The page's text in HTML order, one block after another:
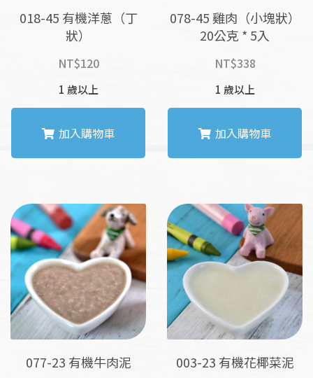
018-45 有機洋蔥（丁
狀）
NT$120
1 歲以上
加入購物車
078-45 雞肉（小塊狀）
20公克 * 5入
NT$338
1 歲以上
加入購物車
077-23 有機牛肉泥 003-23 有機花椰菜泥